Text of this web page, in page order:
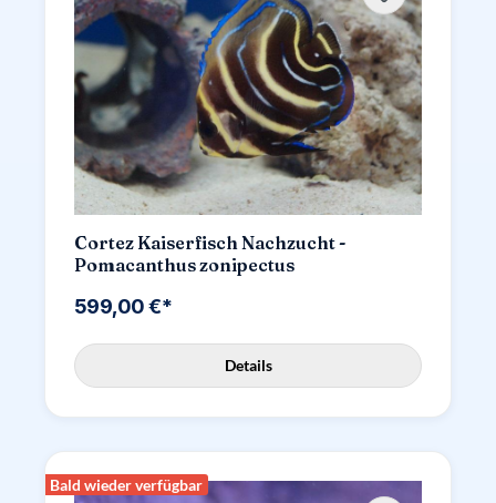
Cortez Kaiserfisch Nachzucht -
Pomacanthus zonipectus
599,00 €*
Details
Bald wieder verfügbar